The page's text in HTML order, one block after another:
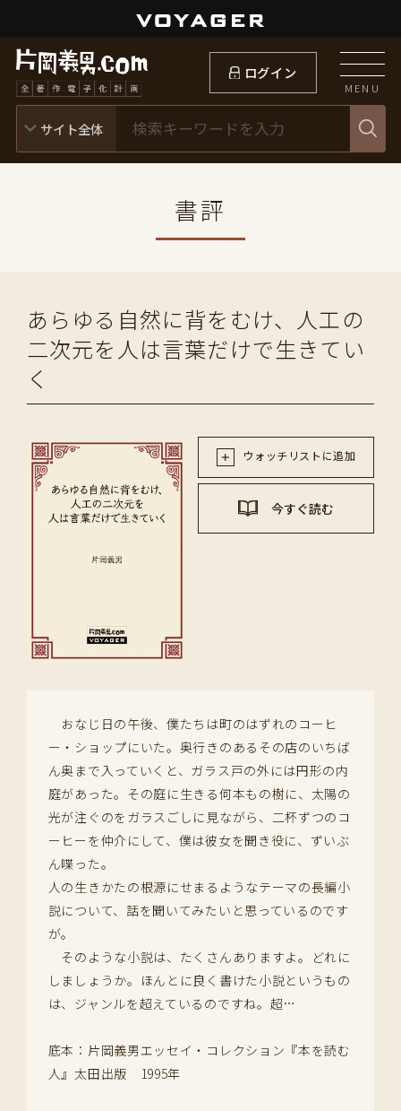
ログイン
MENU
書評
あらゆる自然に背をむけ、人工の
二次元を人は言葉だけで生きてい
く
ウォッチリストに追加
今すぐ読む
おなじ日の午後、僕たちは町のはずれのコーヒ
ー・ショップにいた。奥行きのあるその店のいちば
ん奥まで入っていくと、ガラス戸の外には円形の内
庭があった。その庭に生きる何本もの樹に、太陽の
光が注ぐのをガラスごしに見ながら、二杯ずつのコ
ーヒーを仲介にして、僕は彼女を聞き役に、ずいぶ
ん喋った。
人の生きかたの根源にせまるようなテーマの長編小
説について、話を聞いてみたいと思っているのです
が。
そのような小説は、たくさんありますよ。どれに
しましょうか。ほんとに良く書けた小説というもの
は、ジャンルを超えているのですね。超…
底本：片岡義男エッセイ・コレクション『本を読む
人』太田出版 1995年